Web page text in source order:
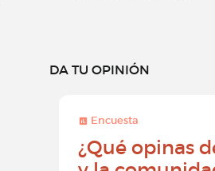
DA TU OPINIÓN
Encuesta
¿Qué opinas